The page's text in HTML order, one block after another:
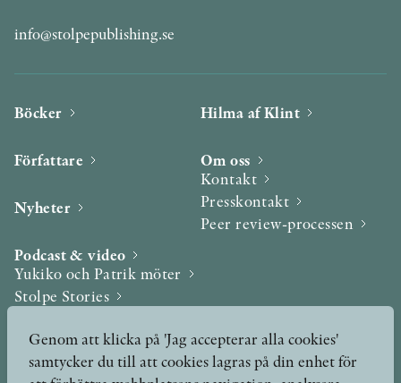
PRESSKONTAKT
PEER REVIEW-PROCESSEN
info@stolpepublishing.se
Böcker
Författare
Nyheter
Podcast & video
Yukiko och Patrik möter
Stolpe Stories
Utmärkelser & Format
Hilma af Klint
Om oss
Kontakt
Presskontakt
Peer review-processen
Genom att klicka på 'Jag accepterar alla cookies'
samtycker du till att cookies lagras på din enhet för